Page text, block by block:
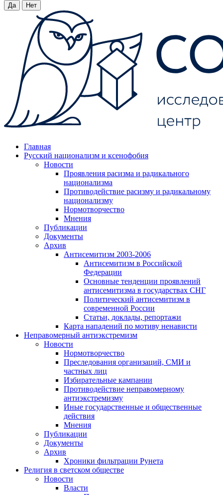
Да Нет
Главная
Русский национализм и ксенофобия
Новости
Проявления расизма и радикального
национализма
Противодействие расизму и радикальному
национализму
Нормотворчество
Мнения
Публикации
Документы
Архив
Антисемитизм 2003-2006
Антисемитизм в Российской
Федерации
Основные тенденции проявлений
антисемитизма в государствах СНГ
Политический антисемитизм в
современной России
Статьи, доклады, репортажи
Карта нападений по мотиву ненависти
Неправомерный антиэкстремизм
Новости
Нормотворчество
Преследования организаций, СМИ и
частных лиц
Избирательные кампании
Противодействие неправомерному
антиэкстремизму
Иные государственные и общественные
действия
Мнения
Публикации
Документы
Архив
Хроники фильтрации Рунета
Религия в светском обществе
Новости
Власти